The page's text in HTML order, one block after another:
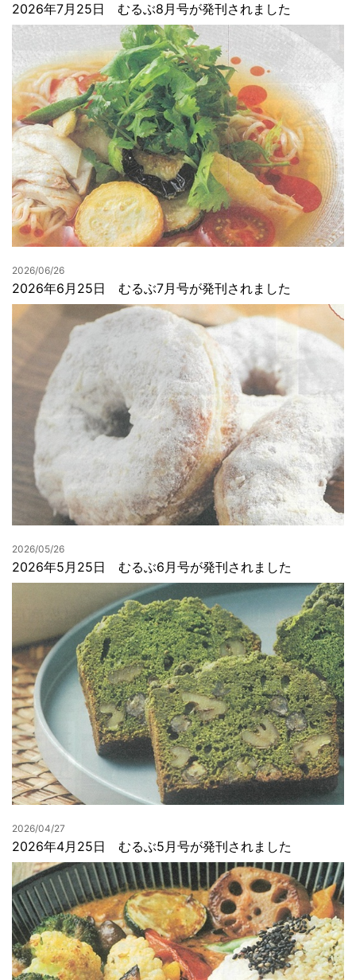
2026年7月25日 むるぶ8月号が発刊されました
2026/06/26
2026年6月25日 むるぶ7月号が発刊されました
2026/05/26
2026年5月25日 むるぶ6月号が発刊されました
2026/04/27
2026年4月25日 むるぶ5月号が発刊されました